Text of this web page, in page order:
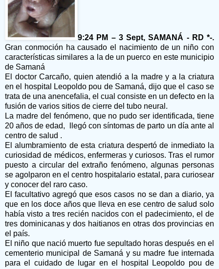
9:24 PM – 3 Sept, SAMANÁ - RD *-.
Gran conmoción ha causado el nacimiento de un niño con
características similares a la de un puerco en este municipio
de Samaná
El doctor Carcaño, quien atendió a la madre y a la criatura
en el hospital Leopoldo pou de Samaná, dijo que el caso se
trata de una anencefalia, el cual consiste en un defecto en la
fusión de varios sitios de cierre del tubo neural.
La madre del fenómeno, que no pudo ser identificada, tiene
20 años de edad,
llegó con síntomas de parto un día ante al
centro de salud .
El alumbramiento de esta criatura despertó de inmediato la
curiosidad de médicos, enfermeras y curiosos. Tras el rumor
puesto a circular del extraño fenómeno, algunas personas
se agolparon en el centro hospitalario estatal, para curiosear
y conocer del raro caso.
El facultativo agregó que esos casos no se dan a diario, ya
que en los doce años que lleva en ese centro de salud solo
había visto a tres recién nacidos con el padecimiento, el de
tres dominicanas y dos haitianos en otras dos provincias en
el país.
El niño que nació muerto fue sepultado horas después en el
cementerio municipal de Samaná y su madre fue internada
para el cuidado de lugar en el hospital Leopoldo pou de